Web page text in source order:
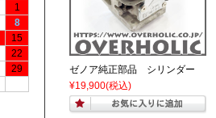
ゼノア純正部品 シリンダー
¥19,900(税込)
1
8
15
22
29